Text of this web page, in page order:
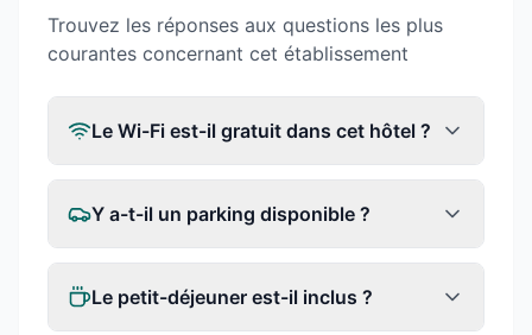
Trouvez les réponses aux questions les plus
courantes concernant cet établissement
Le Wi-Fi est-il gratuit dans cet hôtel ?
Y a-t-il un parking disponible ?
Le petit-déjeuner est-il inclus ?